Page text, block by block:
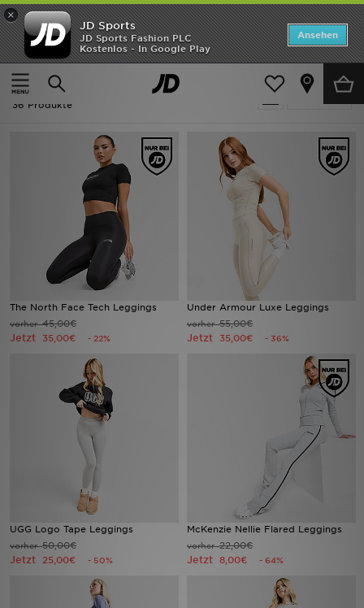
×
JD Sports
JD Sports Fashion PLC
Kostenlos - In Google Play
Ansehen
Home
Ausverkauf | Leggings - Bekleidung
Verfeinern
Ausverkauf | Leggings - Bekleidung
36 Produkte
The North Face Tech Leggings
vorher45,00€
Jetzt 35,00€ - 22%
Under Armour Luxe Leggings
vorher55,00€
Jetzt 35,00€ - 36%
UGG Logo Tape Leggings
vorher50,00€
Jetzt 25,00€ - 50%
McKenzie Nellie Flared Leggings
vorher22,00€
Jetzt 8,00€ - 64%
ANGEBOTE
Neuheiten
Herren
Fußball
Sport
Lade die APP
Filialfinder
Hilfe & Kontakt
Geschenkgutschein
Studenten